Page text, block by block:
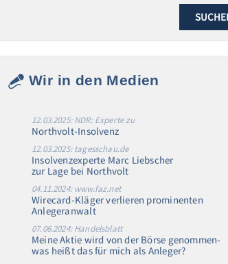
Wir in den Medien
12.03.2025: NDR: Experte zu
Northvolt-Insolvenz
12.03.2025: tagesschau.de
Insolvenzexperte Marc Liebscher
zur Lage bei Northvolt
04.11.2024: www.faz.net
Wirecard-Kläger verlieren prominenten
Anlegeranwalt
07.06.2024: Handelsblatt
Meine Aktie wird von der Börse genommen-
was heißt das für mich als Anleger?